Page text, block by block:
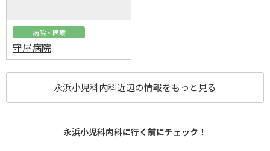
病院・医療
守屋病院
永浜小児科内科近辺の情報をもっと見る
永浜小児科内科に行く前にチェック！